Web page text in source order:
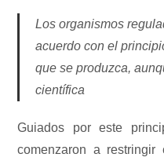
Los organismos
acuerdo con el
que se produzca,
científica
Guiados por este
comenzaron a